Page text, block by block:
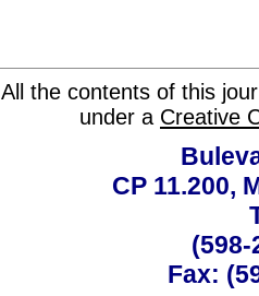
All the contents of this
under a Creative
CP 11.200,
(598-
Fax: